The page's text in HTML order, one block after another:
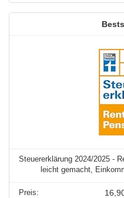
Steuererklärung 2024/2025 -
leicht gemacht,